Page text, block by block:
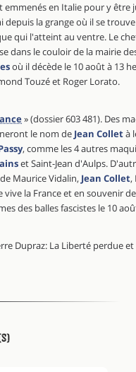
emmenés en Italie pour y être
depuis la grange où il se
qui l'atteint au ventre. Le
dans le couloir de la mairie
où il décède le 10 août à 13
Touzé et Roger Lorato.
» (dossier 603 481). Des
le nom de Jean Colletà
, comme les 4 autres
et Saint-Jean d'Aulps.
Maurice Vidalin, Jean Collet,
vive la France et en souvenir
des balles fascistes le 10
Dupraz: La Liberté perdue